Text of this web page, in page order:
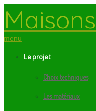
menu
Le projet
Choix techniques
Les matériaux